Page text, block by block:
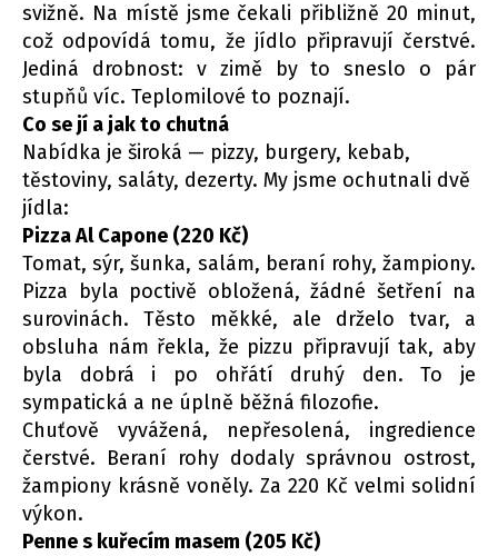
svižně. Na místě jsme čekali přibližně 20 minut,
což odpovídá tomu, že jídlo připravují čerstvé.
Jediná drobnost: v zimě by to sneslo o pár
stupňů víc. Teplomilové to poznají.
Co se jí a jak to chutná
Nabídka je široká — pizzy, burgery, kebab,
těstoviny, saláty, dezerty. My jsme ochutnali dvě
jídla:
Pizza Al Capone (220 Kč)
Tomat, sýr, šunka, salám, beraní rohy, žampiony.
Pizza byla poctivě obložená, žádné šetření na
surovinách. Těsto měkké, ale drželo tvar, a
obsluha nám řekla, že pizzu připravují tak, aby
byla dobrá i po ohřátí druhý den. To je
sympatická a ne úplně běžná filozofie.
Chuťově vyvážená, nepřesolená, ingredience
čerstvé. Beraní rohy dodaly správnou ostrost,
žampiony krásně voněly. Za 220 Kč velmi solidní
výkon.
Penne s kuřecím masem (205 Kč)